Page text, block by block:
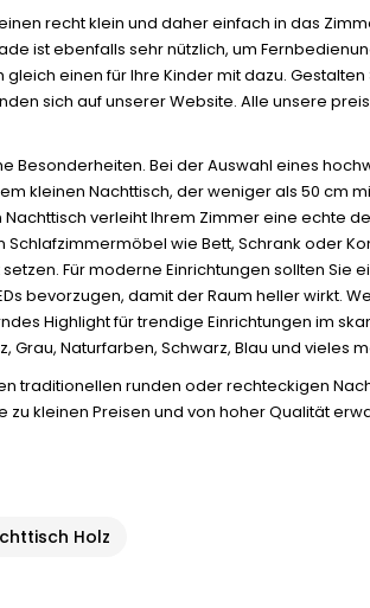
recht klein und daher einfach in das
ist ebenfalls sehr nützlich, um
einen für Ihre Kinder mit dazu.
sich auf unserer Website. Alle unsere
Bei der Auswahl eines
kleinen Nachttisch, der weniger als 50 cm
verleiht Ihrem Zimmer eine echte
wie Bett, Schrank oder
Für moderne Einrichtungen sollten Sie
bevorzugen, damit der Raum heller wirkt.
Highlight für trendige Einrichtungen im
Naturfarben, Schwarz, Blau und vieles
traditionellen runden oder rechteckigen
kleinen Preisen und von hoher Qualität
Holz